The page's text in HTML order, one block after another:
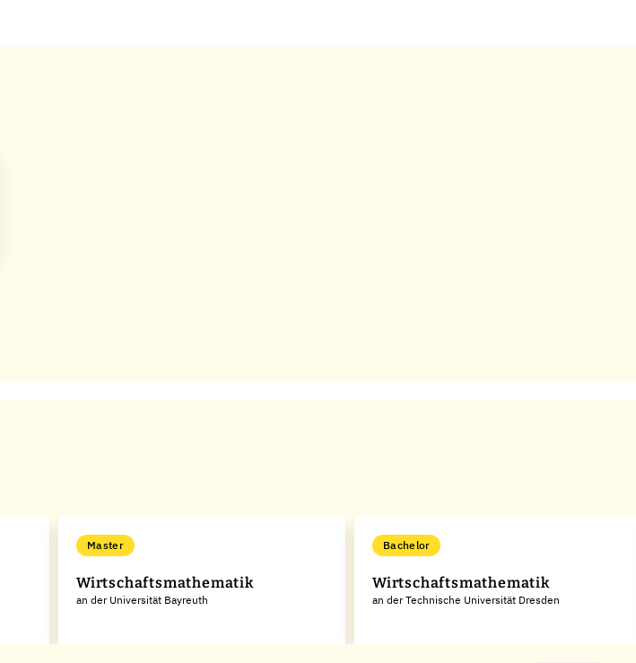
Master
Wirtschaftsmathematik
an der Universität Bayreuth
Bachelor
Wirtschaftsmathematik
an der Technische Universität Dresden